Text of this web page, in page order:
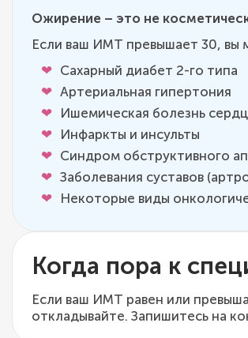
Ожирение – это не
Если ваш ИМТ превышает 30, вы
Сахарный диабет 2-го типа
Артериальная гипертония
Ишемическая болезнь
Инфаркты и инсульты
Синдром обструктивного
Заболевания суставов
Некоторые виды
Когда пора к
Если ваш ИМТ равен или
откладывайте. Запишитесь на